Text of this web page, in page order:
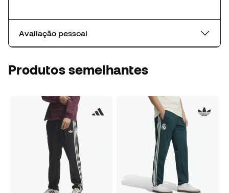
Avaliação pessoal
Produtos semelhantes